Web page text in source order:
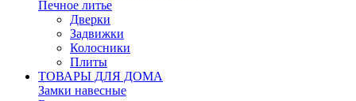
Печное литье
Дверки
Задвижки
Колосники
Плиты
ТОВАРЫ ДЛЯ ДОМА
Замки навесные